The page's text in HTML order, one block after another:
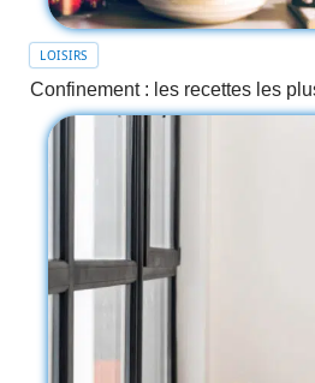
LOISIRS
Confinement : les recettes les